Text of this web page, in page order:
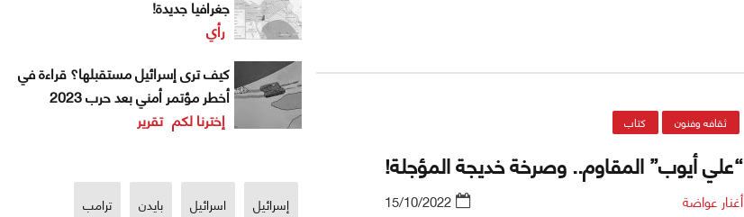
على جثثنا" (كتاب "عليّ أيوب مقاوم عابر لساحات الوطن"
ثقافه وفنون كتاب
“علي أيوب” المقاوم.. وصرخة خديجة المؤجلة!
أغنار عواضة 15/10/2022
جغرافيا جديدة!
رأي
كيف ترى إسرائيل مستقبلها؟ قراءة في
أخطر مؤتمر أمني بعد حرب 2023
إخترنا لكم تقرير
إسرائيل اسرائيل بايدن ترامب